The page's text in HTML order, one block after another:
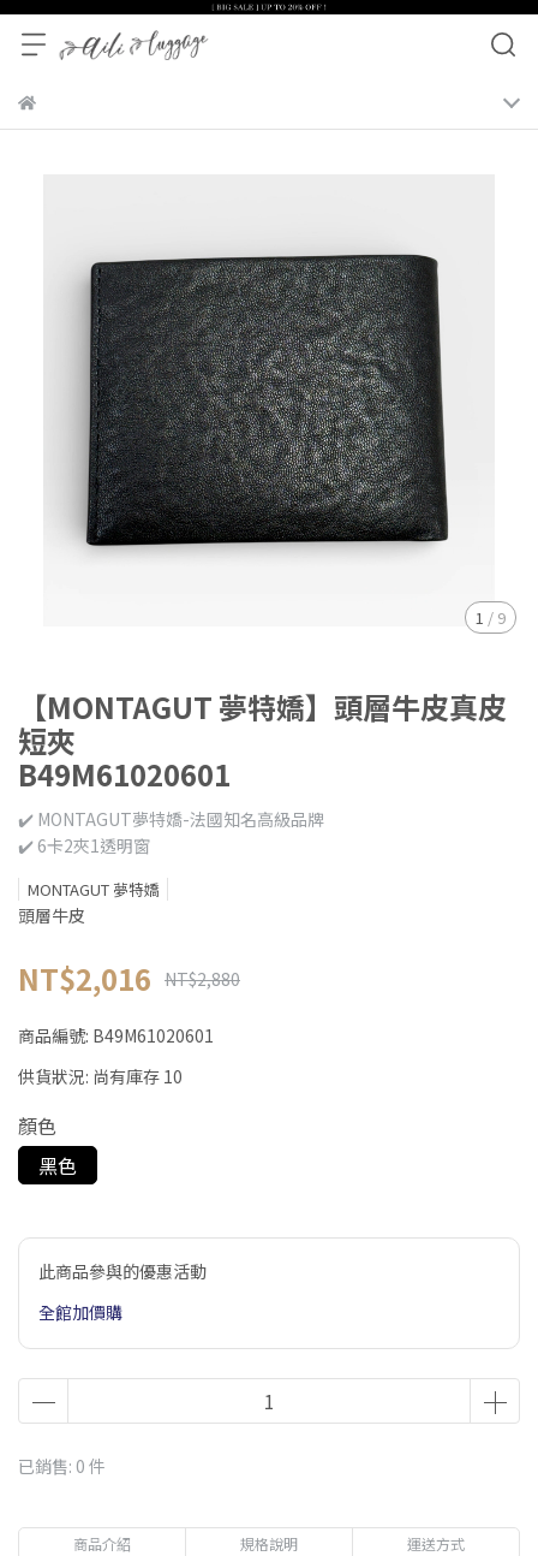
1 / 9
【MONTAGUT 夢特嬌】頭層牛皮真皮
短夾
B49M61020601
✔️ MONTAGUT夢特嬌-法國知名高級品牌
✔️ 6卡2夾1透明窗
MONTAGUT 夢特嬌
頭層牛皮
NT$2,016 NT$2,880
商品編號: B49M61020601
供貨狀況: 尚有庫存 10
顏色
黑色
此商品參與的優惠活動
全館加價購
已銷售: 0 件
商品介紹 規格說明 運送方式